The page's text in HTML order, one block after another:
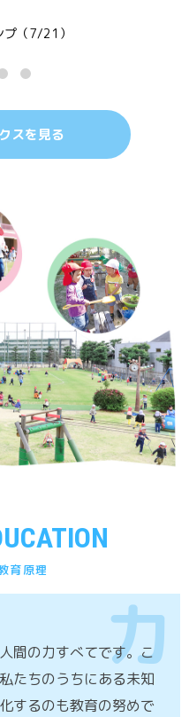
（7/21）
スを見る
育原理
間の力すべてです。こ
たちのうちにある未知
するのも教育の努めで
力